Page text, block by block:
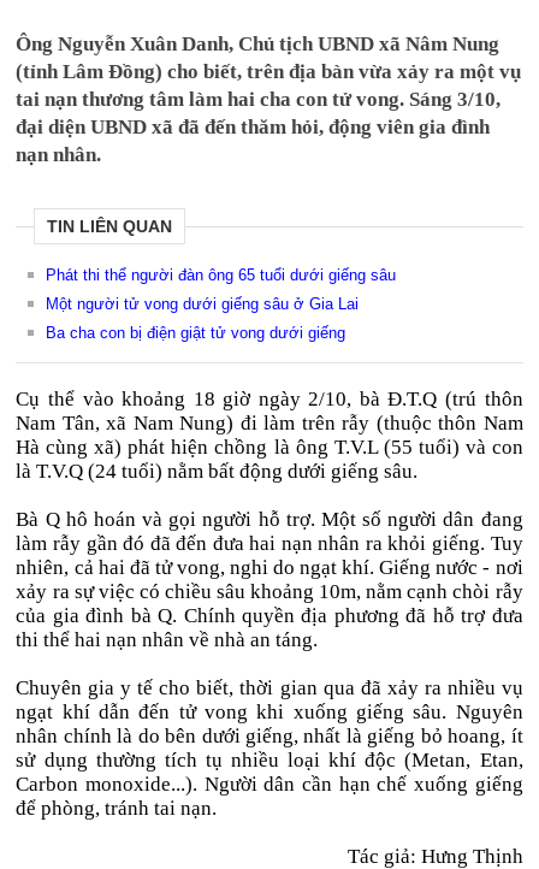
Ông Nguyễn Xuân Danh, Chủ tịch UBND xã Nâm Nung
(tỉnh Lâm Đồng) cho biết, trên địa bàn vừa xảy ra một vụ
tai nạn thương tâm làm hai cha con tử vong. Sáng 3/10,
đại diện UBND xã đã đến thăm hỏi, động viên gia đình
nạn nhân.
TIN LIÊN QUAN
Phát thi thể người đàn ông 65 tuổi dưới giếng sâu
Một người tử vong dưới giếng sâu ở Gia Lai
Ba cha con bị điện giật tử vong dưới giếng
Cụ thể vào khoảng 18 giờ ngày 2/10, bà Đ.T.Q (trú thôn
Nam Tân, xã Nam Nung) đi làm trên rẫy (thuộc thôn Nam
Hà cùng xã) phát hiện chồng là ông T.V.L (55 tuổi) và con
là T.V.Q (24 tuổi) nằm bất động dưới giếng sâu.
Bà Q hô hoán và gọi người hỗ trợ. Một số người dân đang
làm rẫy gần đó đã đến đưa hai nạn nhân ra khỏi giếng. Tuy
nhiên, cả hai đã tử vong, nghi do ngạt khí. Giếng nước - nơi
xảy ra sự việc có chiều sâu khoảng 10m, nằm cạnh chòi rẫy
của gia đình bà Q. Chính quyền địa phương đã hỗ trợ đưa
thi thể hai nạn nhân về nhà an táng.
Chuyên gia y tế cho biết, thời gian qua đã xảy ra nhiều vụ
ngạt khí dẫn đến tử vong khi xuống giếng sâu. Nguyên
nhân chính là do bên dưới giếng, nhất là giếng bỏ hoang, ít
sử dụng thường tích tụ nhiều loại khí độc (Metan, Etan,
Carbon monoxide...). Người dân cần hạn chế xuống giếng
để phòng, tránh tai nạn.
Tác giả: Hưng Thịnh